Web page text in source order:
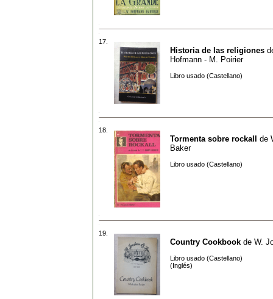
17.
Historia de las religiones
Hofmann - M. Poirier
Libro usado (Castellano)
18.
Tormenta sobre rockall de
Baker
Libro usado (Castellano)
19.
Country Cookbook de W.
Libro usado (Castellano)
(Inglés)